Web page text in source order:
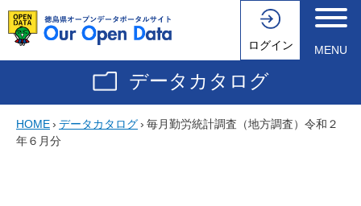
ログイン MENU
データカタログ
HOME› データカタログ› 毎月勤労統計調査（地方調査）令和２
年６月分